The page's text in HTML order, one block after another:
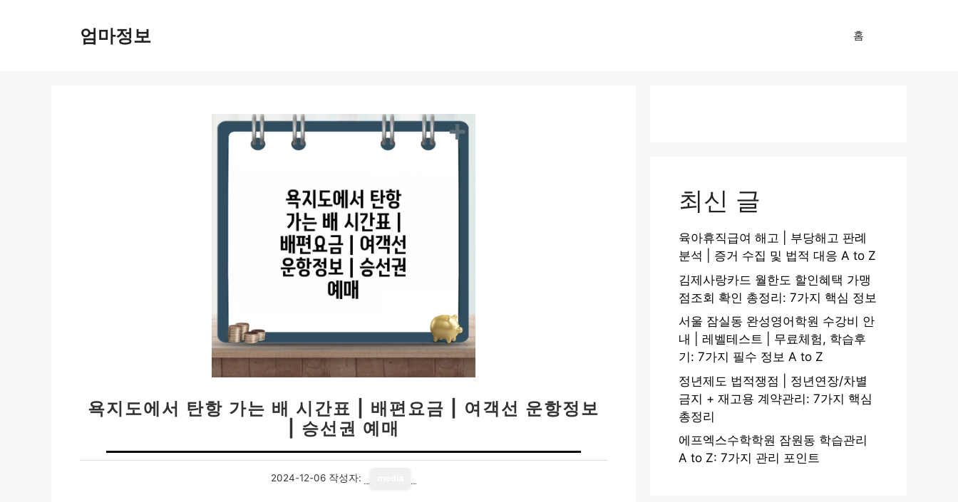
엄마정보 홈
욕지도에서 탄항 가는 배 시간표 | 배편요금 | 여객선 운항정보
| 승선권 예매
2024-12-06 작성자:
최신 글
육아휴직급여 해고 | 부당해고 판례
분석 | 증거 수집 및 법적 대응 A to Z
김제사랑카드 월한도 할인혜택 가맹
점조회 확인 총정리: 7가지 핵심 정보
서울 잠실동 완성영어학원 수강비 안
내 | 레벨테스트 | 무료체험, 학습후
기: 7가지 필수 정보 A to Z
정년제도 법적쟁점 | 정년연장/차별
금지 + 재고용 계약관리: 7가지 핵심
총정리
에프엑스수학학원 잠원동 학습관리
A to Z: 7가지 관리 포인트